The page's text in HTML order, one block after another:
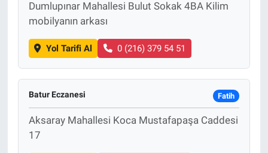
Dumlupınar Mahallesi Bulut Sokak 4BA Kilim
mobilyanın arkası
Yol Tarifi Al 0 (216) 379 54 51
Batur Eczanesi Fatih
Aksaray Mahallesi Koca Mustafapaşa Caddesi
17